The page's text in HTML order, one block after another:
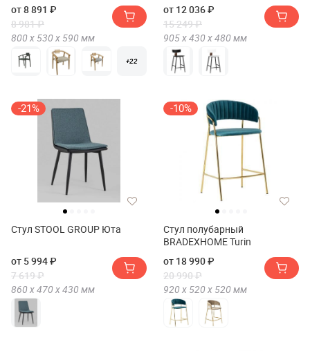
от 8 891 ₽
8 981 ₽
800 х 530 х 590 мм
+22
от 12 036 ₽
15 249 ₽
905 х430 х480 мм
-21%
Стул STOOL GROUP Юта
от 5 994 ₽
7 619 ₽
860 х470 х430 мм
-10%
Стул полубарный
BRADEXHOME Turin
от 18 990 ₽
20 990 ₽
920 х 520 х 520 мм